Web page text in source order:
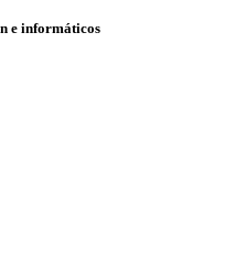
e informáticos